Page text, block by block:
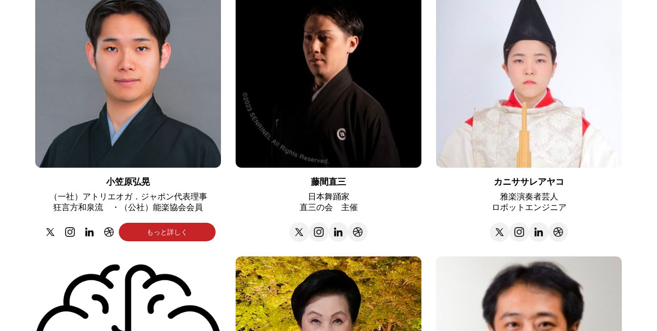
小笠原弘晃
（一社）アトリエオガ．ジャポン代表理事
狂言方和泉流 ・（公社）能楽協会会員
もっと詳しく
藤間直三
日本舞踊家
直三の会 主催
カニササレアヤコ
雅楽演奏者芸人
ロボットエンジニア